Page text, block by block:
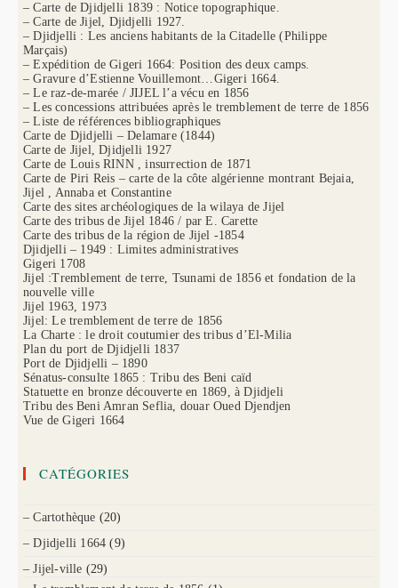
– Carte de Djidjelli 1839 : Notice topographique.
– Carte de Jijel, Djidjelli 1927.
– Djidjelli : Les anciens habitants de la Citadelle (Philippe
Marçais)
– Expédition de Gigeri 1664: Position des deux camps.
– Gravure d’Estienne Vouillemont…Gigeri 1664.
– Le raz-de-marée / JIJEL l’a vécu en 1856
– Les concessions attribuées après le tremblement de terre de 1856
– Liste de références bibliographiques
Carte de Djidjelli – Delamare (1844)
Carte de Jijel, Djidjelli 1927
Carte de Louis RINN , insurrection de 1871
Carte de Piri Reis – carte de la côte algérienne montrant Bejaia,
Jijel , Annaba et Constantine
Carte des sites archéologiques de la wilaya de Jijel
Carte des tribus de Jijel 1846 / par E. Carette
Carte des tribus de la région de Jijel -1854
Djidjelli – 1949 : Limites administratives
Gigeri 1708
Jijel :Tremblement de terre, Tsunami de 1856 et fondation de la
nouvelle ville
Jijel 1963, 1973
Jijel: Le tremblement de terre de 1856
La Charte : le droit coutumier des tribus d’El-Milia
Plan du port de Djidjelli 1837
Port de Djidjelli – 1890
Sénatus-consulte 1865 : Tribu des Beni caïd
Statuette en bronze découverte en 1869, à Djidjeli
Tribu des Beni Amran Seflia, douar Oued Djendjen
Vue de Gigeri 1664
CATÉGORIES
– Cartothèque (20)
– Djidjelli 1664 (9)
– Jijel-ville (29)